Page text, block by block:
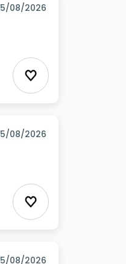
08/2026
Ajouter aux
08/2026
Ajouter aux
08/2026